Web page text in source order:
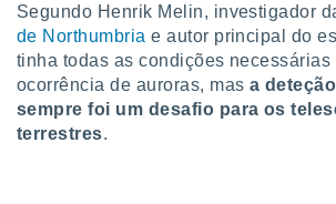
como a
este sitio
IP e
possam
Segundo Henrik Melin, investigador
de Northumbria e autor principal do
tinha todas as condições necessárias
ocorrência de auroras, mas a
sempre foi um desafio para os
terrestres.